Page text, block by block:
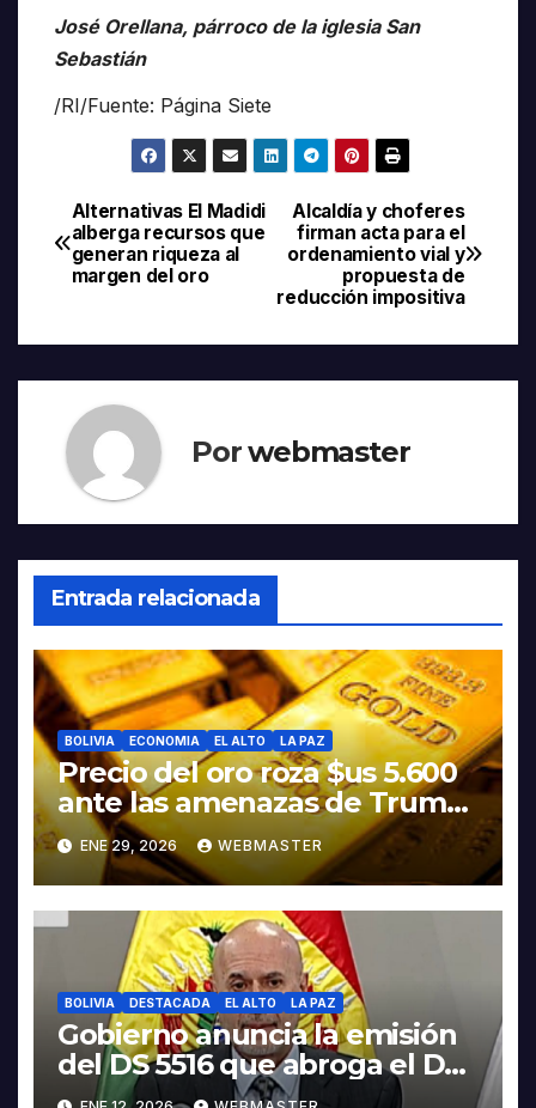
José Orellana, párroco de la iglesia San
Sebastián
/RI/Fuente: Página Siete
Navegación
de
Alcaldía y choferes
firman acta para el
ordenamiento vial y
propuesta de
reducción impositiva
Alternativas El Madidi
alberga recursos que
generan riqueza al
margen del oro
Porwebmaster
Entrada relacionada
BOLIVIA ECONOMIA EL ALTO LA PAZ
Precio del oro roza $us 5.600
ante las amenazas de Trump
contra Irán
ENE 29, 2026 WEBMASTER
BOLIVIA DESTACADA EL ALTO LA PAZ
Gobierno anuncia la emisión
del DS 5516 que abroga el DS
5503